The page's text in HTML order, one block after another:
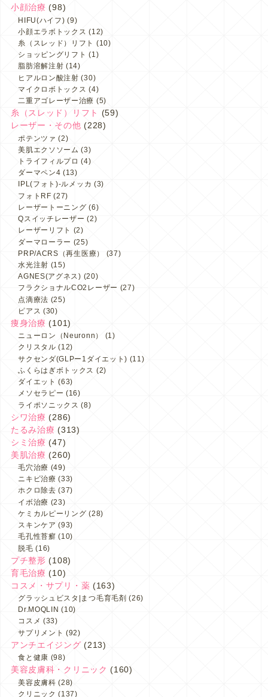
小顔治療 (98)
HIFU(ハイフ) (9)
小顔エラボトックス (12)
糸（スレッド）リフト (10)
ショッピングリフト (1)
脂肪溶解注射 (14)
ヒアルロン酸注射 (30)
マイクロボトックス (4)
二重アゴレーザー治療 (5)
糸（スレッド）リフト
(59)
レーザー・その他 (228)
ポテンツァ (2)
美肌エクソソーム (3)
トライフィルプロ (4)
ダーマペン4 (13)
IPL(フォト)-ルメッカ (3)
フォトRF (27)
レーザートーニング (6)
Qスイッチレーザー (2)
レーザーリフト (2)
ダーマローラー (25)
PRP/ACRS（再生医療）
(37)
水光注射 (15)
AGNES(アグネス) (20)
フラクショナルCO2レーザー (27)
点滴療法 (25)
ピアス (30)
痩身治療 (101)
ニューロン（Neuronn）
(1)
クリスタル (12)
サクセンダ(GLPー1ダイエット) (11)
ふくらはぎボトックス (2)
ダイエット (63)
メソセラピー (16)
ライポソニックス (8)
シワ治療 (286)
たるみ治療 (313)
シミ治療 (47)
美肌治療 (260)
毛穴治療 (49)
ニキビ治療 (33)
ホクロ除去 (37)
イボ治療 (23)
ケミカルピーリング (28)
スキンケア (93)
毛孔性苔癬 (10)
脱毛 (16)
プチ整形 (108)
育毛治療 (10)
コスメ・サプリ・薬 (163)
グラッシュビスタ|まつ毛育毛剤 (26)
Dr.MOQLIN (10)
コスメ (33)
サプリメント (92)
アンチエイジング (213)
食と健康 (98)
美容皮膚科・クリニック (160)
美容皮膚科 (28)
クリニック (137)